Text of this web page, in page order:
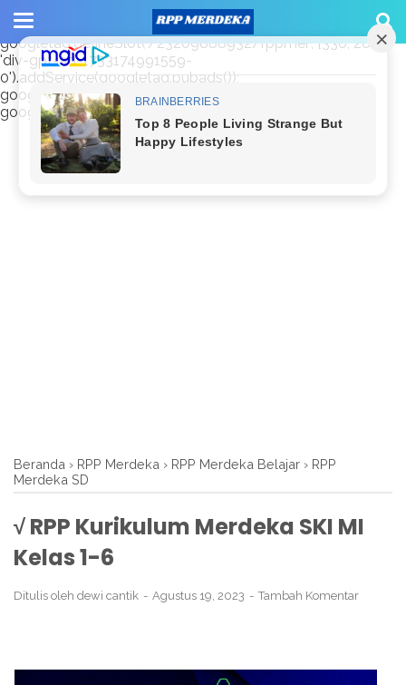
window.googletag = window.googletag || {cmd: []};
googletag.cmd.push(function() {
googletag.defineSlot('/23209888932/rppmer', [336, 280],
'div-gpt-ad-1733174991559-
0').addService(googletag.pubads());
googletag.pubads().enableSingleRequest();
googletag.enableServices(); });
Beranda › RPP Merdeka › RPP Merdeka Belajar › RPP
Merdeka SD
√ RPP Kurikulum Merdeka SKI MI
Kelas 1-6
Ditulis oleh dewi cantik Agustus 19, 2023 Tambah Komentar